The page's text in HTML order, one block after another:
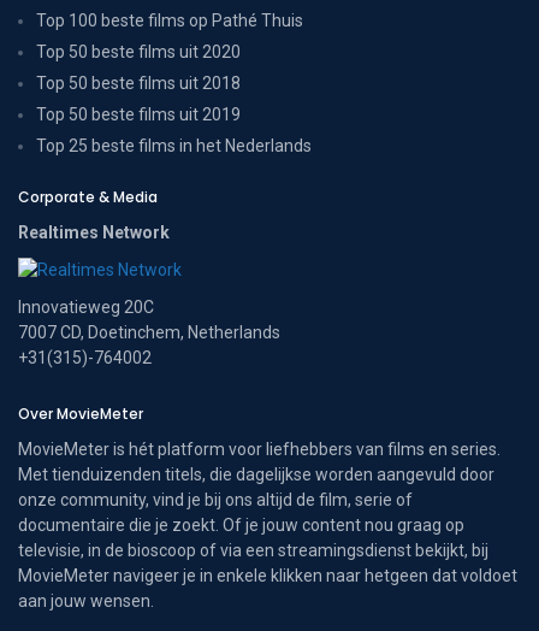
Top 100 beste films op Pathé Thuis
Top 50 beste films uit 2020
Top 50 beste films uit 2018
Top 50 beste films uit 2019
Top 25 beste films in het Nederlands
Corporate & Media
Realtimes Network
Innovatieweg 20C
7007 CD, Doetinchem, Netherlands
+31(315)-764002
Over MovieMeter
MovieMeter is hét platform voor liefhebbers van films en series.
Met tienduizenden titels, die dagelijkse worden aangevuld door
onze community, vind je bij ons altijd de film, serie of
documentaire die je zoekt. Of je jouw content nou graag op
televisie, in de bioscoop of via een streamingsdienst bekijkt, bij
MovieMeter navigeer je in enkele klikken naar hetgeen dat voldoet
aan jouw wensen.